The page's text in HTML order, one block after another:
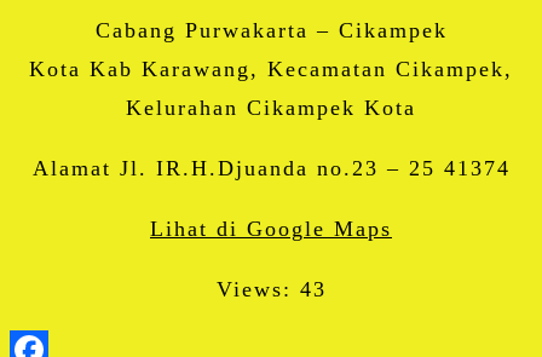
Cabang Purwakarta – Cikampek
Kota Kab Karawang, Kecamatan Cikampek,
Kelurahan Cikampek Kota
Alamat Jl. IR.H.Djuanda no.23 – 25 41374
Lihat di Google Maps
Views: 43